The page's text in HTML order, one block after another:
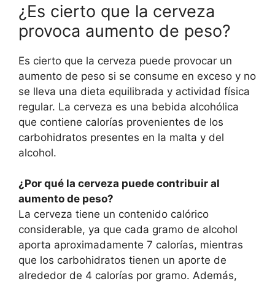
¿Es cierto que la cerveza
provoca aumento de peso?
Es cierto que la cerveza puede provocar un
aumento de peso si se consume en exceso y no
se lleva una dieta equilibrada y actividad física
regular. La cerveza es una bebida alcohólica
que contiene calorías provenientes de los
carbohidratos presentes en la malta y del
alcohol.
¿Por qué la cerveza puede contribuir al
aumento de peso?
La cerveza tiene un contenido calórico
considerable, ya que cada gramo de alcohol
aporta aproximadamente 7 calorías, mientras
que los carbohidratos tienen un aporte de
alrededor de 4 calorías por gramo. Además,